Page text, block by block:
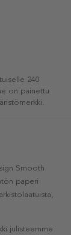
240
on painettu
Smooth
paperi
julisteemme